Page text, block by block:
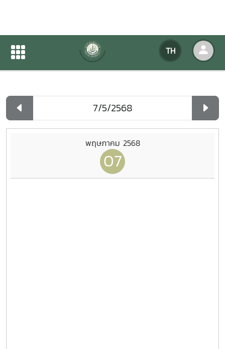
TH
ปฏิทินกิจกรรมของหน่วยงาน
ปฏิทินกิจกรรมของหน่วยงาน
พฤษภาคม 2568
07